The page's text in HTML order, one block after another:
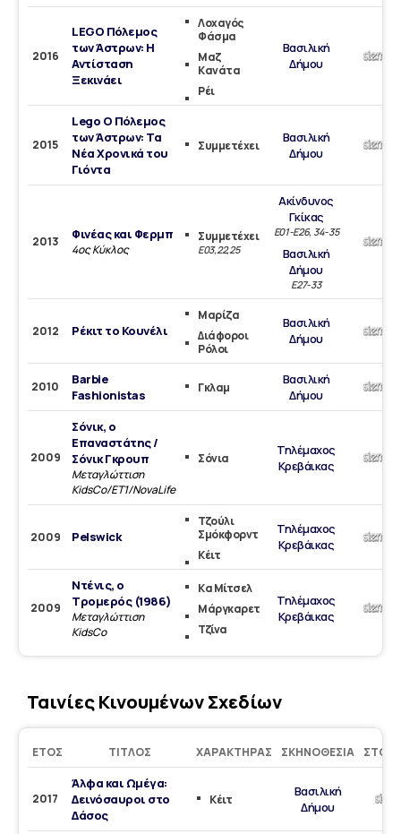
2016
LEGO Πόλεμος
των Άστρων: Η
Αντίσταση
Ξεκινάει
Λοχαγός
Φάσμα
Μαζ
Κανάτα
Ρέι
Βασιλική
Δήμου
2015
Lego Ο Πόλεμος
των Άστρων: Τα
Νέα Χρονικά του
Γιόντα
Συμμετέχει
Βασιλική
Δήμου
2013 Φινέας και Φερμπ
4ος Κύκλος
Συμμετέχει
Ε03,22,25
Ακίνδυνος
Γκίκας
E01-E26, 34-35
Βασιλική
Δήμου
E27-33
2012 Ρέκιτ το Κουνέλι
Μαρίζα
Διάφοροι
Ρόλοι
Βασιλική
Δήμου
2010
Barbie
Fashionistas
Γκλαμ
Βασιλική
Δήμου
2009
Σόνικ, ο
Επαναστάτης /
Σόνικ Γκρουπ
Mεταγλώττιση
KidsCo/ET1/NovaLife
Σόνια
Τηλέμαχος
Κρεβάικας
2009 Pelswick
Τζούλι
Σμόκφορντ
Κέιτ
Τηλέμαχος
Κρεβάικας
2009
Ντένις, ο
Τρομερός (1986)
Μεταγλώττιση
KidsCo
Κα Μίτσελ
Μάργκαρετ
Τζίνα
Τηλέμαχος
Κρεβάικας
Ταινίες Κινουμένων Σχεδίων
ΈΤΟΣ ΤΊΤΛΟΣ ΧΑΡΑΚΤΉΡΑΣ ΣΚΗΝΟΘΕΣΊΑ
2017
Άλφα και Ωμέγα:
Δεινόσαυροι στο
Δάσος
Κέιτ
Βασιλική
Δήμου